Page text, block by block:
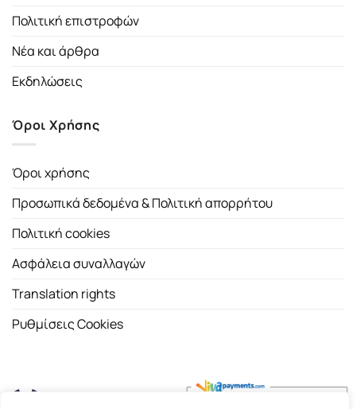
Πολιτική επιστροφών
Νέα και άρθρα
Εκδηλώσεις
Όροι Χρήσης
Όροι χρήσης
Προσωπικά δεδομένα & Πολιτική απορρήτου
Πολιτική cookies
Ασφάλεια συναλλαγών
Translation rights
Ρυθμίσεις Cookies